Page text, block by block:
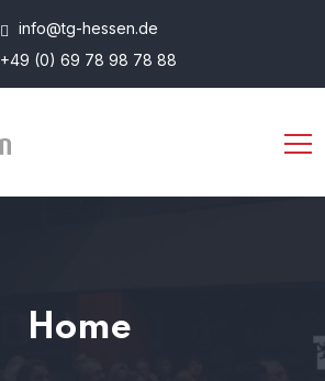
info@tg-hessen.de
+49 (0) 69 78 98 78 88
Home